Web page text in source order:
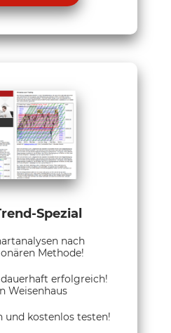
Spezial
nach
Methode!
erfolgreich!
Weisenhaus
und kostenlos testen!